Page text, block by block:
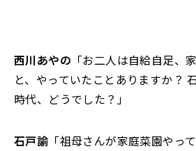
西川あやの 「お二人は自給自足、
と、やっていたことありますか？
時代、どうでした？」
石戸諭 「祖母さんが家庭菜園やっ